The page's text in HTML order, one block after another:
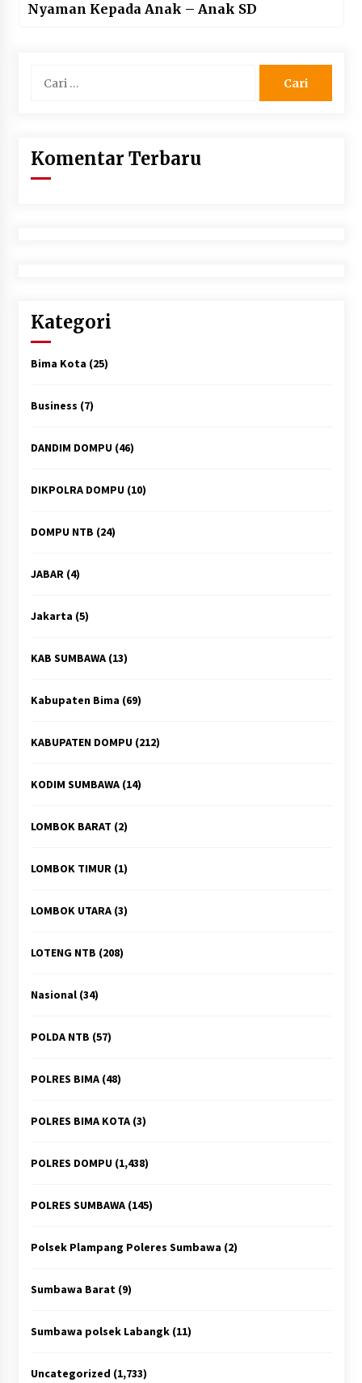
Nyaman Kepada Anak – Anak SD
untuk:
Komentar Terbaru
Kategori
Bima Kota (25)
Business (7)
DANDIM DOMPU(46)
DIKPOLRA DOMPU(10)
DOMPU NTB (24)
JABAR(4)
Jakarta (5)
KAB SUMBAWA(13)
Kabupaten Bima (69)
KABUPATEN DOMPU(212)
KODIM SUMBAWA(14)
LOMBOK BARAT (2)
LOMBOK TIMUR(1)
LOMBOK UTARA(3)
LOTENG NTB (208)
Nasional(34)
POLDA NTB (57)
POLRES BIMA(48)
POLRES BIMA KOTA(3)
POLRES DOMPU(1,438)
POLRES SUMBAWA(145)
Polsek Plampang Poleres Sumbawa (2)
Sumbawa Barat(9)
Sumbawa polsek Labangk(11)
Uncategorized (1,733)